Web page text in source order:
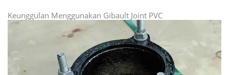
Keunggulan Menggunakan Gibault Joint PVC